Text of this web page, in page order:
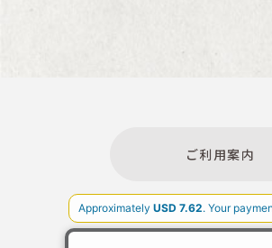
ご利用案内